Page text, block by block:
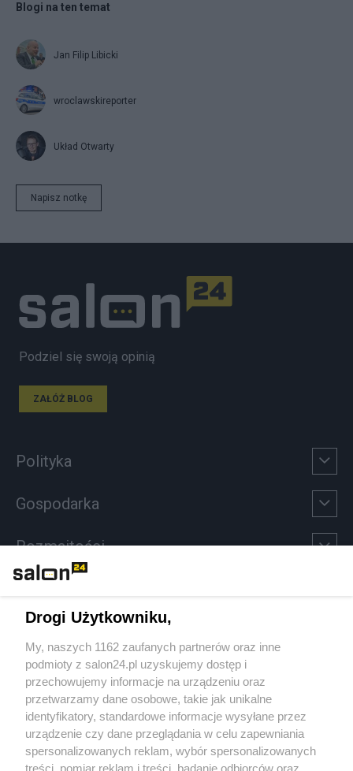
Blogi na ten temat
Jan Filip Libicki
wroclawskireporter
Układ Otwarty
Napisz notkę
Podziel się swoją opinią
ZAŁÓŻ BLOG
Polityka
Gospodarka
Rozmaitości
Sport
Społeczeństwo
Kultura
Drogi Użytkowniku,
My, naszych 1162 zaufanych partnerów oraz inne
podmioty z salon24.pl uzyskujemy dostęp i
przechowujemy informacje na urządzeniu oraz
przetwarzamy dane osobowe, takie jak unikalne
identyfikatory, standardowe informacje wysyłane przez
urządzenie czy dane przeglądania w celu zapewniania
spersonalizowanych reklam, wybór spersonalizowanych
treści, pomiar reklam i treści, badanie odbiorców oraz